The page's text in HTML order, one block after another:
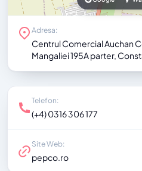
Adresa:
Centrul Comercial Auchan
Mangaliei 195A parter,
Telefon:
(+4) 0316 306 177
Site Web:
pepco.ro